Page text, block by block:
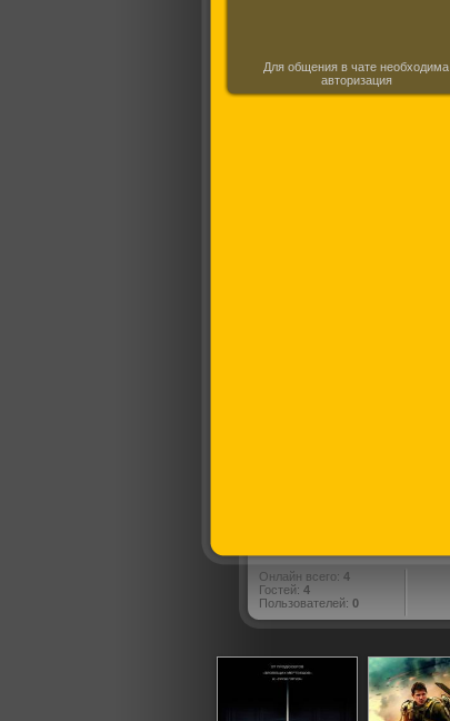
Для общения в чате необходима
авторизация
Онлайн всего: 4
Гостей: 4
Пользователей: 0